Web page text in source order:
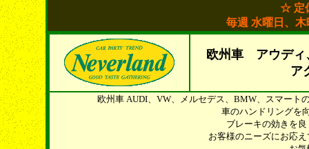
☆ 定
毎週 水曜日、
欧州車 アウディ
ア
欧州車 AUDI、VW、メルセデス、BMW、スマート
車のハンドリングを
ブレーキの効きを
お客様のニーズにお応